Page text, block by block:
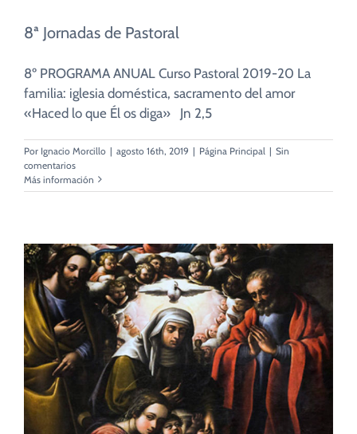
8ª Jornadas de Pastoral
8º PROGRAMA ANUAL Curso Pastoral 2019-20 La
familia: iglesia doméstica, sacramento del amor
«Haced lo que Él os diga» Jn 2,5
Por Ignacio Morcillo | agosto 16th, 2019 | Página Principal | Sin
comentarios
Más información